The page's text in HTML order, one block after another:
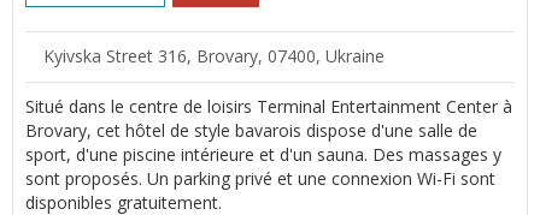
Kyivska Street 316, Brovary, 07400, Ukraine
Situé dans le centre de loisirs Terminal Entertainment Center à
Brovary, cet hôtel de style bavarois dispose d'une salle de
sport, d'une piscine intérieure et d'un sauna. Des massages y
sont proposés. Un parking privé et une connexion Wi-Fi sont
disponibles gratuitement.